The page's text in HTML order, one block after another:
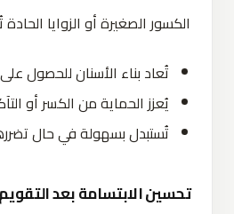
الكسور الصغيرة أو الزوايا
تُعاد بناء الأسنان للحصول
يُعزز الحماية من الكسر أو
تُستبدل بسهولة في حال
تحسين الابتسامة بعد التقويم